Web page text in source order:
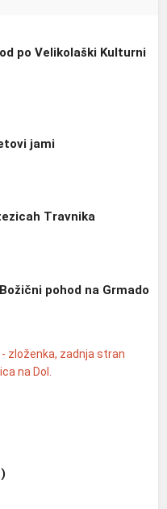
po Velikolaški Kulturni
jami
Travnika
pohod na Grmado